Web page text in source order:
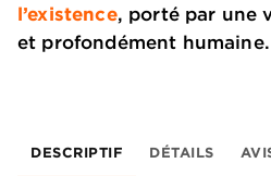
l’existence, porté par une
et profondément humaine.
DESCRIPTIF DÉTAILS